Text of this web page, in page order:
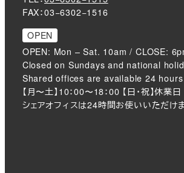
FAX：03−6302−1516
OPEN
OPEN: Mon – Sat. 10am / CLOSE:
Closed on Sundays and national
Shared offices are available 24
【月〜土】10：00〜18：00 【日・祝】休業日
シェアオフィスは24時間お使いいただけま